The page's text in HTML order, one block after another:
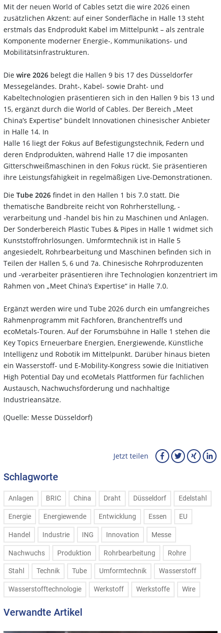
Mit der neuen World of Cables setzt die wire 2026 einen
zusätzlichen Akzent: auf einer Sonderfläche in Halle 13 steht
erstmals das Endprodukt Kabel im Mittelpunkt – als zentrale
Komponente moderner Energie-, Kommunikations- und
Mobilitätsinfrastrukturen.
Die wire 2026 belegt die Hallen 9 bis 17 des Düsseldorfer
Messegeländes. Draht-, Kabel- sowie Draht- und
Kabeltechnologien präsentieren sich in den Hallen 9 bis 13 und
15, ergänzt durch die World of Cables. Der Bereich „Meet
China’s Expertise“ bündelt Innovationen chinesischer Anbieter
in Halle 14. In
Halle 16 liegt der Fokus auf Befestigungstechnik, Federn und
deren Endprodukten, während Halle 17 die imposanten
Gitterschweißmaschinen in den Fokus rückt. Sie präsentieren
ihre Leistungsfähigkeit in regelmäßigen Live-Demonstrationen.
Die Tube 2026 findet in den Hallen 1 bis 7.0 statt. Die
thematische Bandbreite reicht von Rohrherstellung, -
verarbeitung und -handel bis hin zu Maschinen und Anlagen.
Der Sonderbereich Plastic Tubes & Pipes in Halle 1 widmet sich
Kunststoffrohrlösungen. Umformtechnik ist in Halle 5
angesiedelt, Rohrbearbeitung und Maschinen befinden sich in
Teilen der Hallen 5, 6 und 7a. Chinesische Rohrproduzenten
und -verarbeiter präsentieren ihre Technologien konzentriert im
Rahmen von „Meet China’s Expertise“ in Halle 7.0.
Ergänzt werden wire und Tube 2026 durch ein umfangreiches
Rahmenprogramm mit Fachforen, Branchentreffs und
ecoMetals-Touren. Auf der Forumsbühne in Halle 1 stehen die
Key Topics Erneuerbare Energien, Energiewende, Künstliche
Intelligenz und Robotik im Mittelpunkt. Darüber hinaus bieten
ein Wasserstoff- und E-Mobility-Kongress sowie die Initiativen
High Potential Day und ecoMetals Plattformen für fachlichen
Austausch, Nachwuchsförderung und nachhaltige
Industrieansätze.
(Quelle: Messe Düsseldorf)
Jetzt teilen
Schlagworte
Anlagen BRIC China Draht Düsseldorf Edelstahl
Energie Energiewende Entwicklung Essen EU
Handel Industrie ING Innovation Messe
Nachwuchs Produktion Rohrbearbeitung Rohre
Stahl Technik Tube Umformtechnik Wasserstoff
Wasserstofftechnologie Werkstoff Werkstoffe Wire
Verwandte Artikel